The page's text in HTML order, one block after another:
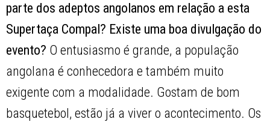
parte dos adeptos angolanos em relação a esta
Supertaça Compal? Existe uma boa divulgação do
evento? O entusiasmo é grande, a população
angolana é conhecedora e também muito
exigente com a modalidade. Gostam de bom
basquetebol, estão já a viver o acontecimento. Os